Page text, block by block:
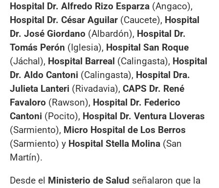
Hospital Dr. Alfredo Rizo Esparza (Angaco),
Hospital Dr. César Aguilar (Caucete), Hospital
Dr. José Giordano (Albardón), Hospital Dr.
Tomás Perón (Iglesia), Hospital San Roque
(Jáchal), Hospital Barreal (Calingasta), Hospital
Dr. Aldo Cantoni (Calingasta), Hospital Dra.
Julieta Lanteri (Rivadavia), CAPS Dr. René
Favaloro (Rawson), Hospital Dr. Federico
Cantoni (Pocito), Hospital Dr. Ventura Lloveras
(Sarmiento), Micro Hospital de Los Berros
(Sarmiento) y Hospital Stella Molina (San
Martín).
Desde el Ministerio de Salud señalaron que la